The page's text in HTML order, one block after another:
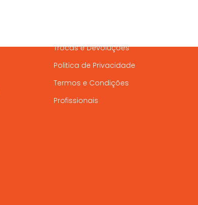
Trocas e Devoluções
Politica de Privacidade
Termos e Condições
Profissionais